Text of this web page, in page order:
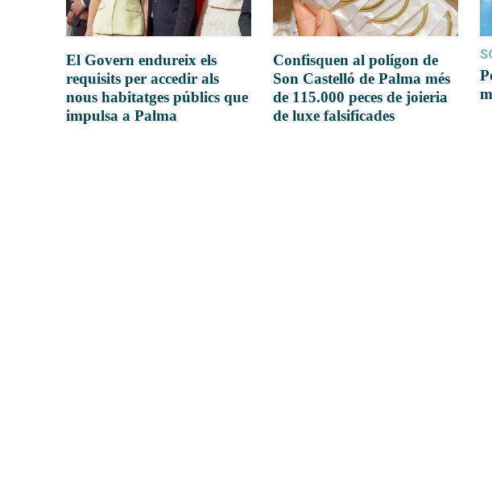
El Govern endureix els
requisits per accedir als
nous habitatges públics que
impulsa a Palma
Confisquen al polígon de
Son Castelló de Palma més
de 115.000 peces de joieria
de luxe falsificades